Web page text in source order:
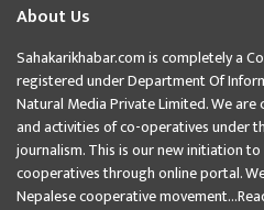
About Us
Sahakarikhabar.com is completely a
registered under Department Of
Natural Media Private Limited. We
and activities of co-operatives under
journalism. This is our new initiation
cooperatives through online portal.
Nepalese cooperative movement...